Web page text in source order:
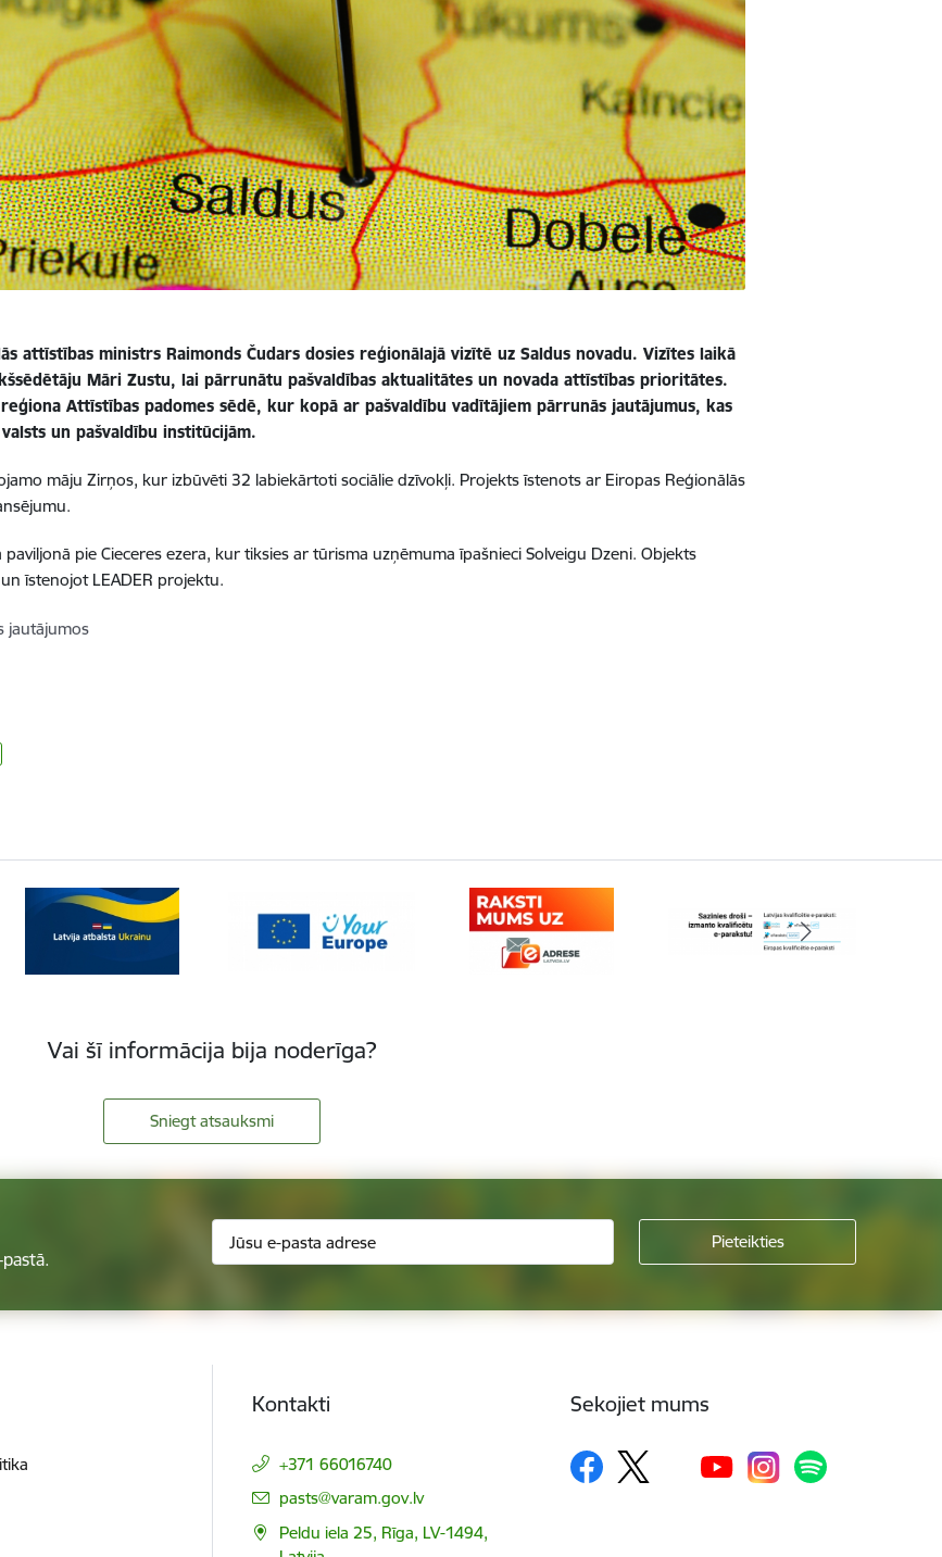
attīstības ministrs Raimonds Čudars dosies reģionālajā vizītē uz Saldus novadu. Vizītes laikā
Māri Zustu, lai pārrunātu pašvaldības aktualitātes un novada attīstības prioritātes.
Attīstības padomes sēdē, kur kopā ar pašvaldību vadītājiem pārrunās jautājumus, kas
un pašvaldību institūcijām.
māju Zirņos, kur izbūvēti 32 labiekārtoti sociālie dzīvokļi. Projekts īstenots ar Eiropas Reģionālās
pie Cieceres ezera, kur tiksies ar tūrisma uzņēmuma īpašnieci Solveigu Dzeni. Objekts
īstenojot LEADER projektu.
jautājumos
Vai šī informācija bija noderīga?
Sniegt atsauksmi
Kontakti
+371 66016740
E-pasts:
pasts@varam.gov.lv
Peldu iela 25, Rīga, LV-1494,
Sekojiet mums